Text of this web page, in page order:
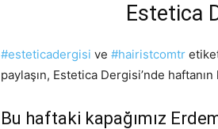
Estetica
#esteticadergisi ve #hairistcomtr
paylaşın, Estetica Dergisi’nde haftanın
Bu haftaki kapağımız